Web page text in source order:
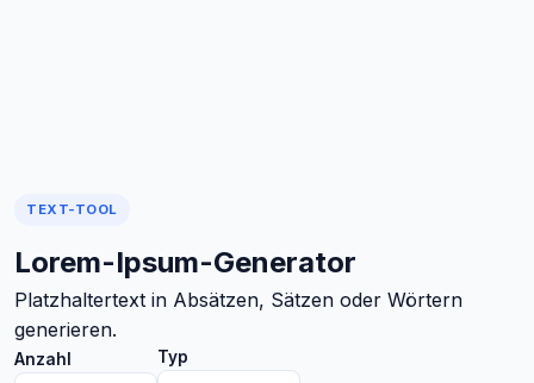
TEXT-TOOL
Lorem-Ipsum-Generator
Platzhaltertext in Absätzen, Sätzen oder Wörtern
generieren.
Anzahl Typ